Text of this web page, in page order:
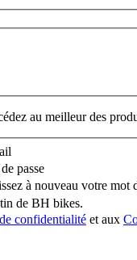
au meilleur des
passe
à nouveau votre mot
de BH bikes.
confidentialité et aux